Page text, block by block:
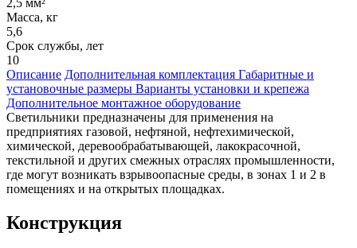
Масса, кг
5,6
Срок службы, лет
10
Описание Дополнительная комплектация Габаритные и
установочные размеры Варианты установки и крепежа
Дополнительное монтажное оборудование
Светильники предназначены для применения на
предприятиях газовой, нефтяной, нефтехимической,
химической, деревообрабатывающей, лакокрасочной,
текстильной и других смежных отраслях промышленности,
где могут возникать взрывоопасные среды, в зонах 1 и 2 в
помещениях и на открытых площадках.
Конструкция